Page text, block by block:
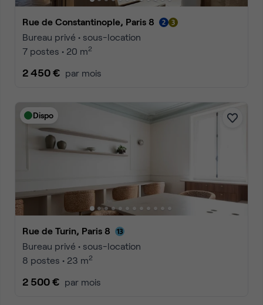
Rue de Constantinople, Paris 8
Bureau privé • sous-location
7 postes • 20 m2
2 450 € par mois
Dispo
Rue de Turin, Paris 8
Bureau privé • sous-location
8 postes • 23 m2
2 500 € par mois